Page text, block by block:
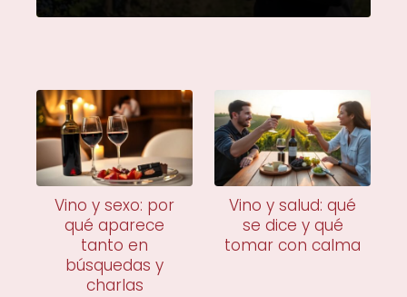
Vino y sexo: por
qué aparece
tanto en
búsquedas y
charlas
Vino y salud: qué
se dice y qué
tomar con calma